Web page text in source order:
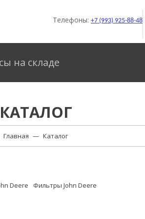
Телефоны: +7 (993) 925-88-48
на складе
КАТАЛОГ
Главная — Каталог
Deere Фильтры John Deere